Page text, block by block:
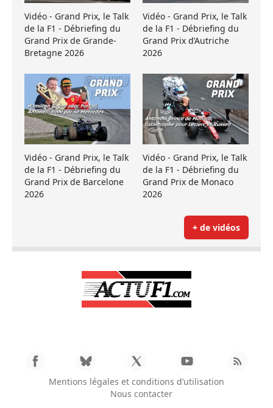
Vidéo - Grand Prix, le Talk
de la F1 - Débriefing du
Grand Prix de Grande-
Bretagne 2026
Vidéo - Grand Prix, le Talk
de la F1 - Débriefing du
Grand Prix d’Autriche
2026
Vidéo - Grand Prix, le Talk
de la F1 - Débriefing du
Grand Prix de Barcelone
2026
Vidéo - Grand Prix, le Talk
de la F1 - Débriefing du
Grand Prix de Monaco
2026
+ de vidéos
Mentions légales et conditions d’utilisation
Nous contacter